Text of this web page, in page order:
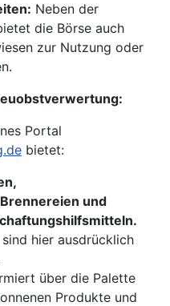
Neben der
die Börse auch
zur Nutzung oder
Portal
bietet:
und
sind hier ausdrücklich
über die Palette
Produkte und